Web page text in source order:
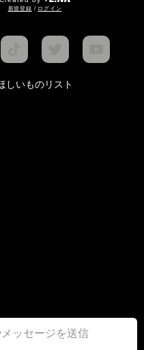
​新規登録 / ログイン
しいものリスト